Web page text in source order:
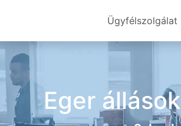
Ügyfélszolgálat
Eger